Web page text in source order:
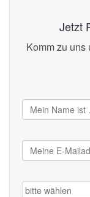
Jetzt
Komm zu uns
bitte wählen